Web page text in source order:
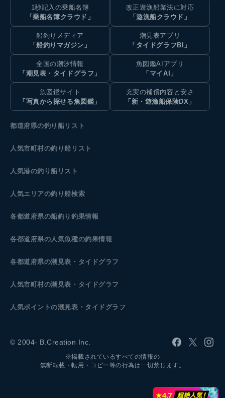
1秒記入の乗船名簿
「乗船名簿クラウド」
改正遊漁船業法に対応
「遊漁船クラウド」
船釣りメディア
「船釣りマガジン」
潮見表アプリ
「タイドグラフBI」
全国の潮汐情報
「潮見表・タイドグラフ」
魚図鑑AIアプリ
「マイAI」
魚図鑑サイト
「写真から探せる魚図鑑」
充実の補償内容と安さ
「新・遊漁船保険DX」
都道府県の釣り船リスト
人気市町村の釣り船リスト
人気港の釣り船リスト
人気エリアの釣り船検索
各都道府県の船釣り釣果情報
各都道府県の人気魚種の釣果情報
各都道府県の潮見表 ・タイドグラフ
人気市町村の潮見表・タイドグラフ
人気ポイントの潮見表・タイドグラフ
© 2004- B.Creation Inc.
※掲載されているすべての情報の
無断転載・転用・コピー等の行為は一切禁じます。